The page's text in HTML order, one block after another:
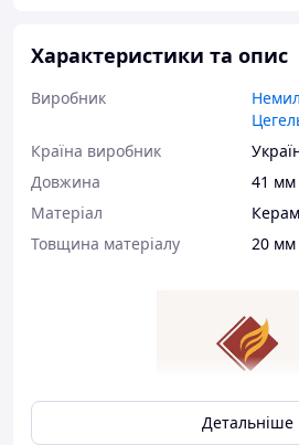
Характеристики та опис
Виробник
Країна виробник
Довжина
41 мм
Матеріал
Товщина матеріалу
20 мм
Детальніше